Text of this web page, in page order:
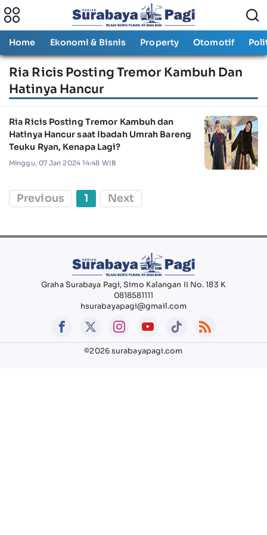
Home Ekonomi & Bisnis Property Otomotif
Ria Ricis Posting Tremor Kambuh Dan
Hatinya Hancur
Ria Ricis Posting Tremor Kambuh dan
Hatinya Hancur saat Ibadah Umrah Bareng
Teuku Ryan, Kenapa Lagi?
Minggu, 07 Jan 2024 14:48 WIB
Previous 1 Next
Graha Surabaya Pagi, Simo Kalangan II No. 183 K
0818581111
hsurabayapagi@gmail.com
©2026 surabayapagi.com